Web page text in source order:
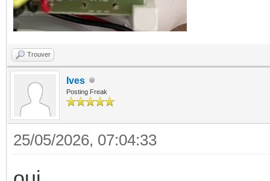
Trouver
Ives
Posting Freak
25/05/2026, 07:04:33